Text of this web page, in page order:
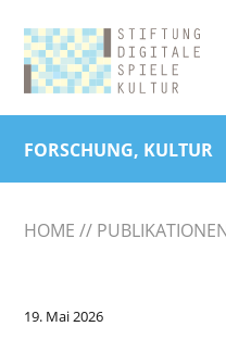
FORSCHUNG, KULTUR
HOME
19. Mai 2026